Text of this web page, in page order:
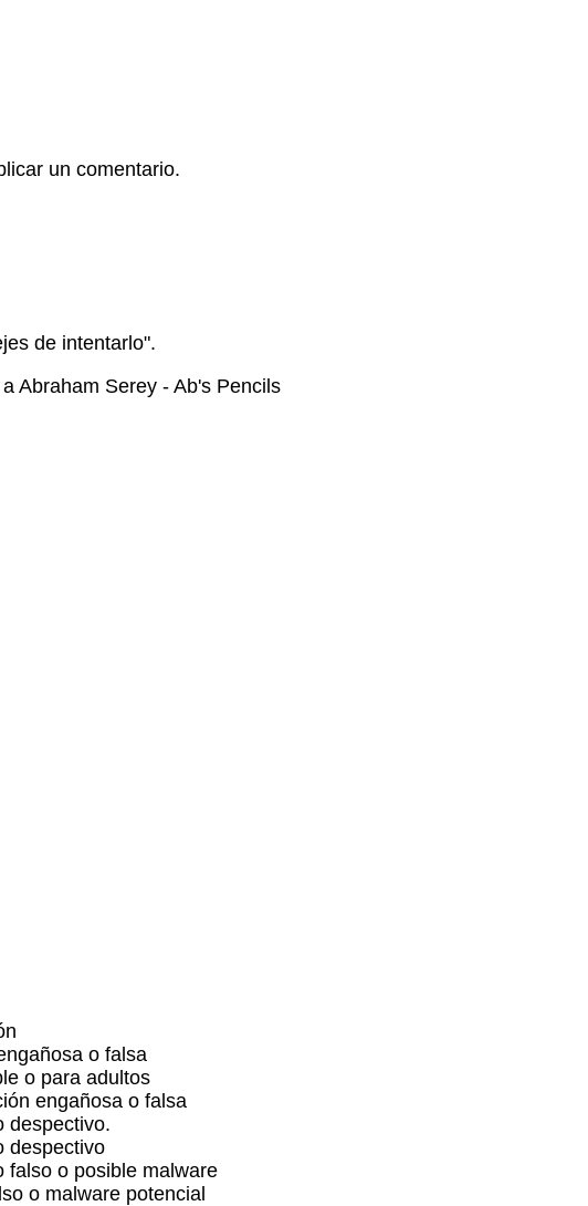
un comentario.
de intentarlo".
Abraham Serey - Ab's Pencils
o falsa
o para adultos
engañosa o falsa
despectivo.
despectivo
falso o posible malware
o malware potencial